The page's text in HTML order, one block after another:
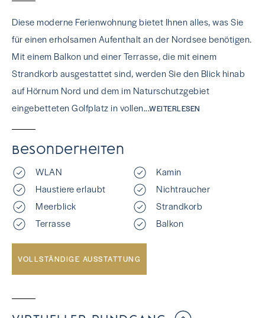
Diese moderne Ferienwohnung bietet Ihnen alles, was Sie
für einen erholsamen Aufenthalt an der Nordsee benötigen.
Mit einem Balkon und einer Terrasse, die mit einem
Strandkorb ausgestattet sind, werden Sie den Blick hinab
auf Hörnum Nord und dem im Naturschutzgebiet
eingebetteten Golfplatz in vollen...WEITERLESEN
Besonderheiten
WLAN
Kamin
Haustiere erlaubt
Nichtraucher
Meerblick
Strandkorb
Terrasse
Balkon
VOLLSTÄNDIGE AUSSTATTUNG